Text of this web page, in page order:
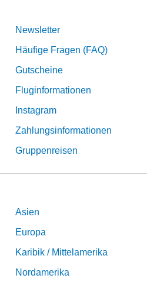
Newsletter
Häufige Fragen (FAQ)
Gutscheine
Fluginformationen
Instagram
Zahlungsinformationen
Gruppenreisen
Asien
Europa
Karibik / Mittelamerika
Nordamerika